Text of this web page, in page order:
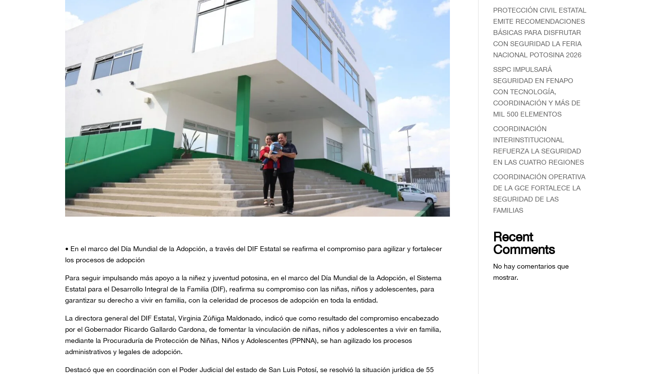
• En el marco del Día Mundial de la Adopción, a través del DIF Estatal se reafirma el compromiso para agilizar y fortalecer
los procesos de adopción
Para seguir impulsando más apoyo a la niñez y juventud potosina, en el marco del Día Mundial de la Adopción, el Sistema
Estatal para el Desarrollo Integral de la Familia (DIF), reafirma su compromiso con las niñas, niños y adolescentes, para
garantizar su derecho a vivir en familia, con la celeridad de procesos de adopción en toda la entidad.
La directora general del DIF Estatal, Virginia Zúñiga Maldonado, indicó que como resultado del compromiso encabezado
por el Gobernador Ricardo Gallardo Cardona, de fomentar la vinculación de niñas, niños y adolescentes a vivir en familia,
mediante la Procuraduría de Protección de Niñas, Niños y Adolescentes (PPNNA), se han agilizado los procesos
administrativos y legales de adopción.
Destacó que en coordinación con el Poder Judicial del estado de San Luis Potosí, se resolvió la situación jurídica de 55
PROTECCIÓN CIVIL ESTATAL
EMITE RECOMENDACIONES
BÁSICAS PARA DISFRUTAR
CON SEGURIDAD LA FERIA
NACIONAL POTOSINA 2026
SSPC IMPULSARÁ
SEGURIDAD EN FENAPO
CON TECNOLOGÍA,
COORDINACIÓN Y MÁS DE
MIL 500 ELEMENTOS
COORDINACIÓN
INTERINSTITUCIONAL
REFUERZA LA SEGURIDAD
EN LAS CUATRO REGIONES
COORDINACIÓN OPERATIVA
DE LA GCE FORTALECE LA
SEGURIDAD DE LAS
FAMILIAS
Recent
Comments
No hay comentarios que
mostrar.